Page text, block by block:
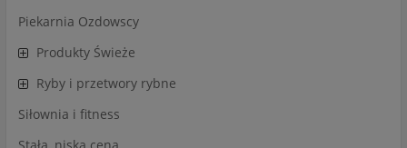
Piekarnia Ozdowscy
Produkty Świeże
Ryby i przetwory rybne
Siłownia i fitness